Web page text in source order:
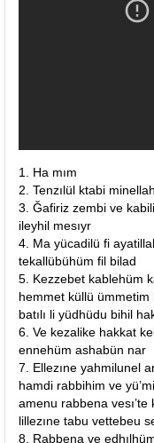
1. Ha mım
2. Tenzılül ktabi
3. Ğafiriz zembi ve
ileyhil mesıyr
4. Ma yücadilü fi
tekallübühüm fil bilad
5. Kezzebet kablehüm
hemmet küllü ümmetim
batılı li yüdhüdu bihil
6. Ve kezalike hakkat
ennehüm ashabün nar
7. Ellezıne yahmilunel
hamdi rabbihim ve
amenu rabbena
lillezıne tabu vettebeu
8. Rabbena ve